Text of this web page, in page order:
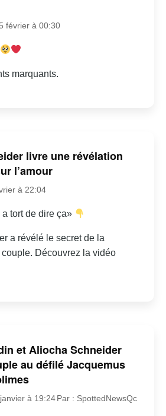
février à 00:30
marquants.
livre une révélation
l’amour
à 22:04
a tort de dire ça»
a révélé le secret de la
couple. Découvrez la vidéo
et Aliocha Schneider
au défilé Jacquemus
à 19:24 Par : SpottedNewsQc